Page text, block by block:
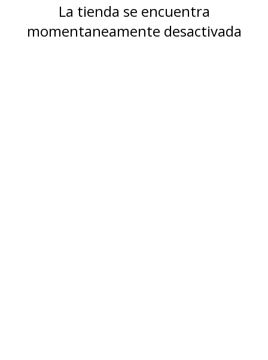
La tienda se encuentra
momentaneamente desactivada